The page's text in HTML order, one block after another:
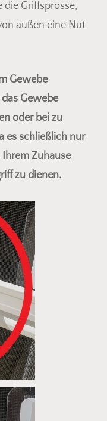
Griffsprosse,
außen eine Nut
Gewebe
Gewebe
oder bei zu
es schließlich nur
Zuhause
zu dienen.